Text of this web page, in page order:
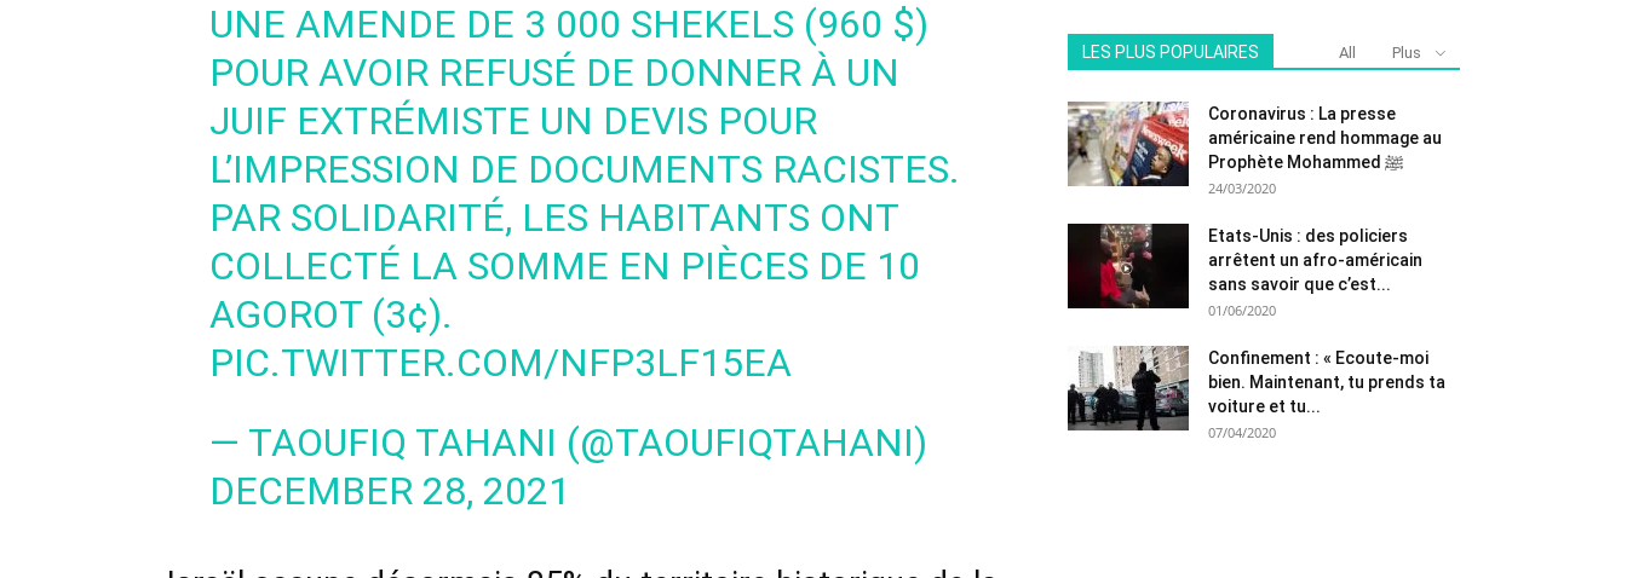
UNE AMENDE DE 3 000 SHEKELS (960 $)
POUR AVOIR REFUSÉ DE DONNER À UN
JUIF EXTRÉMISTE UN DEVIS POUR
L’IMPRESSION DE DOCUMENTS RACISTES.
PAR SOLIDARITÉ, LES HABITANTS ONT
COLLECTÉ LA SOMME EN PIÈCES DE 10
AGOROT (3¢).
PIC.TWITTER.COM/NFP3LF15EA
— TAOUFIQ TAHANI (@TAOUFIQTAHANI)
DECEMBER 28, 2021
LES PLUS POPULAIRES All Plus
Coronavirus : La presse
américaine rend hommage au
Prophète Mohammed ﷺ
24/03/2020
Etats-Unis : des policiers
arrêtent un afro-américain
sans savoir que c’est...
01/06/2020
Confinement : « Ecoute-moi
bien. Maintenant, tu prends ta
voiture et tu...
07/04/2020